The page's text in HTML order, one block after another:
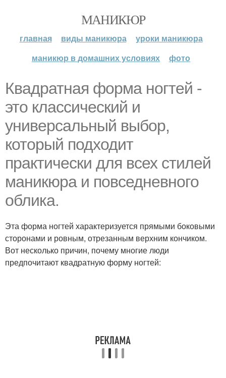
МАНИКЮР
главная виды маникюра
уроки маникюра
маникюр в домашних условиях
фото
Квадратная форма ногтей -
это классический и
универсальный выбор,
который подходит
практически для всех стилей
маникюра и повседневного
облика.
Эта форма ногтей характеризуется прямыми боковыми
сторонами и ровным, отрезанным верхним кончиком.
Вот несколько причин, почему многие люди
предпочитают квадратную форму ногтей: